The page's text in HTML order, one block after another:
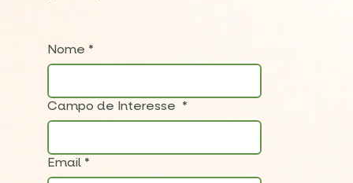
Nome *
Campo de Interesse *
Email *